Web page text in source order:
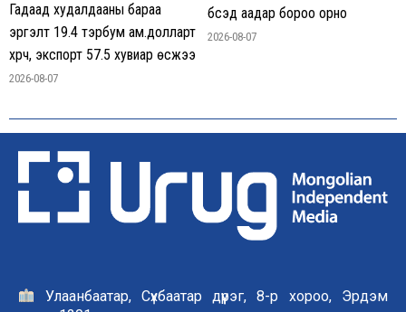
Гадаад худалдааны бараа
эргэлт 19.4 тэрбум ам.долларт
хүрч, экспорт 57.5 хувиар өсжээ
2026-08-07
бүсэд аадар бороо орно
2026-08-07
Улаанбаатар, Сүхбаатар дүүрэг, 8-р хороо, Эрдэм